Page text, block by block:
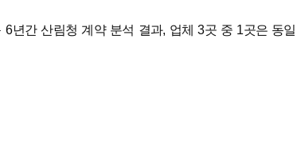
6년간 산림청 계약 분석 결과, 업체3곳 중 1곳은 동일